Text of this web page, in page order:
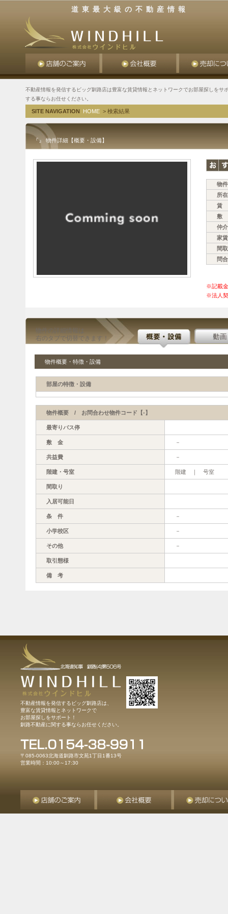
道東最大級の不動産情報
不動産情報を発信するビッグ釧路店は豊富な賃貸情報とネットワークでお部屋探しをサ
する事ならお任せください。
SITE NAVIGATION HOME > 検索結果
『』 物件詳細【概要・設備】
物
所
賃
敷
仲
家
間
問
※記載
※法人契
物件の詳細情報は
右のタブで切替できます！
物件概要・特徴・設備
部屋の特徴・設備
物件概要 / お問合わせ物件コード【-】
最寄りバス停
敷 金 －
共益費 －
階建・号室 階建 ｜ 号室
間取り
入居可能日
条 件 －
小学校区 －
その他 －
取引態様
備 考
不動産情報を発信するビッグ釧路店は、
豊富な賃貸情報とネットワークで
お部屋探しをサポート！
釧路不動産に関する事ならお任せください。
〒085-0063北海道釧路市文苑1丁目1番13号
営業時間：10:00～17:30